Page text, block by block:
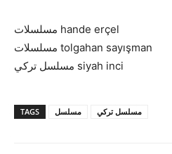
مسلسلات hande erçel
مسلسلات tolgahan sayışman
مسلسل تركي siyah inci
TAGS مسلسل مسلسل تركي